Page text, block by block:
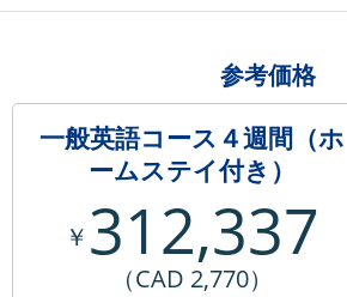
参考価格
一般英語コース４週間（ホ
ームステイ付き）
￥ 312,337
（CAD 2,770）